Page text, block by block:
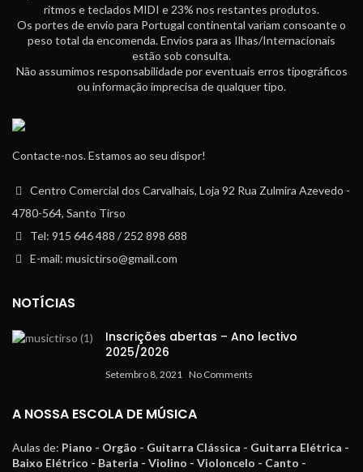
ritmos e teclados MIDI e 23% nos restantes produtos.
Os portes de envio para Portugal continental variam consoante o
peso total da encomenda. Envios para as Ilhas/Internacionais
estão sob consulta.
Não assumimos responsabilidade por eventuais erros tipográficos
ou informação imprecisa de qualquer tipo.
Contacte-nos. Estamos ao seu dispor!
Centro Comercial dos Carvalhais, Loja 92 Rua Zulmira Azevedo -
4780-564, Santo Tirso
Tel: 915 646 488 / 252 898 688
E-mail: musictirso@gmail.com
NOTÍCIAS
Inscrições abertas – Ano lectivo
2025/2026
Setembro 8, 2021 No Comments
A NOSSA ESCOLA DE MÚSICA
Aulas de: Piano - Orgão - Guitarra Clássica - Guitarra Elétrica -
Baixo Elétrico - Bateria - Violino - Violoncelo - Canto -